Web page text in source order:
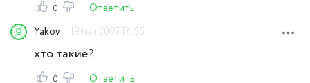
0
Ответить
Yakov
19 мая 2007 17:55
хто такие?
0
Ответить